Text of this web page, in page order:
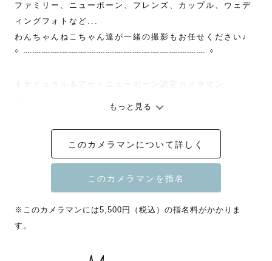
ファミリー、ニューボーン、フレンズ、カップル、ウェデ
ィングフォトなど...
わんちゃんねこちゃん達が一緒の撮影もお任せください♩
꙳ ┈┈┈┈┈┈┈┈┈┈┈┈┈┈┈┈┈┈┈┈ ꙳
🍼ナチュラル＆アートニューボーン認定カメラマン
💍ウェディング認定カメラマン
この度は数多くのカメラマンの中からページをご覧いただ
きありがとうございます！
はじめまして！
もっと見る
このカメラマンについて詳しく
※このカメラマンには5,500円（税込）の指名料がかかりま
す。